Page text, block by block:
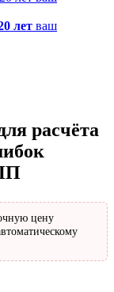
лет ваш
расчёта
цену